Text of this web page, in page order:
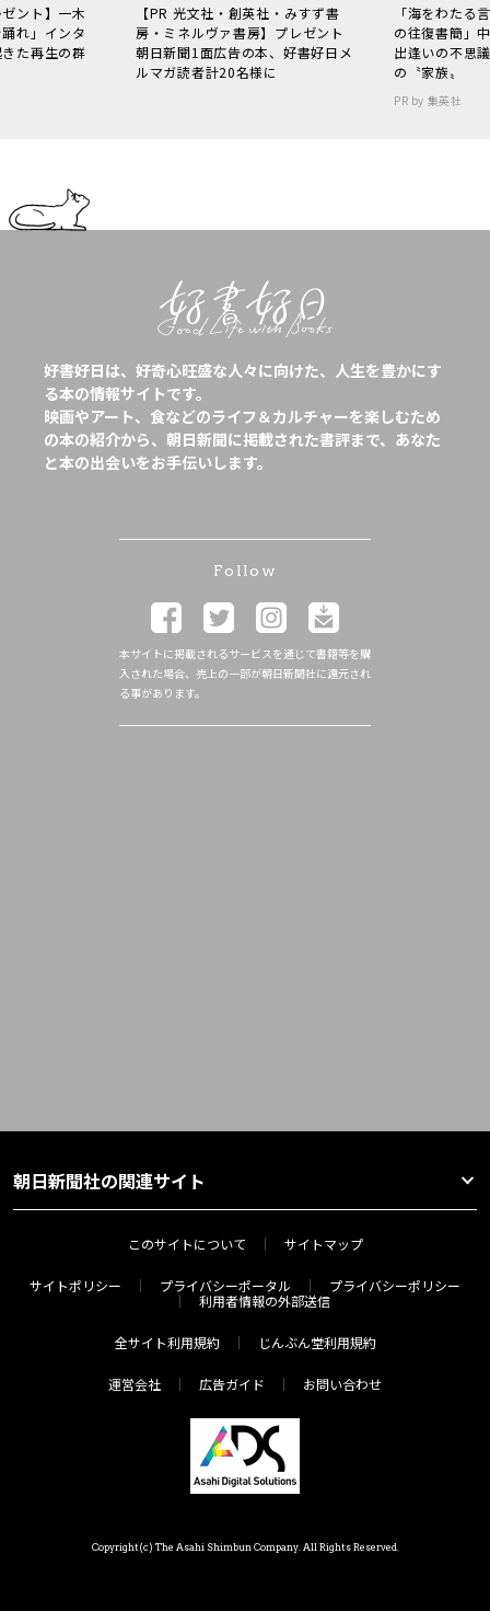
ント】一木
れ」インタ
た再生の群
【PR 光文社・創英社・みすず書
房・ミネルヴァ書房】プレゼント
朝日新聞1面広告の本、好書好日メ
ルマガ読者計20名様に
「海をわた
の往復書簡」
出逢いの不思
の〝家族〟
PR by 集英社
好書好日は、好奇心旺盛な人々に向けた、人生を豊かにす
る本の情報サイトです。
映画やアート、食などのライフ＆カルチャーを楽しむため
の本の紹介から、朝日新聞に掲載された書評まで、あなた
と本の出会いをお手伝いします。
Follow
本サイトに掲載されるサービスを通じて書籍等を購
入された場合、売上の一部が朝日新聞社に還元され
る事があります。
朝日新聞社の関連サイト
このサイトについて サイトマップ
サイトポリシー プライバシーポータル
プライバシーポリシー
利用者情報の外部送信
全サイト利用規約 じんぶん堂利用規約
運営会社 広告ガイド お問い合わせ
Copyright(c) The Asahi Shimbun Company. All Rights Reserved.